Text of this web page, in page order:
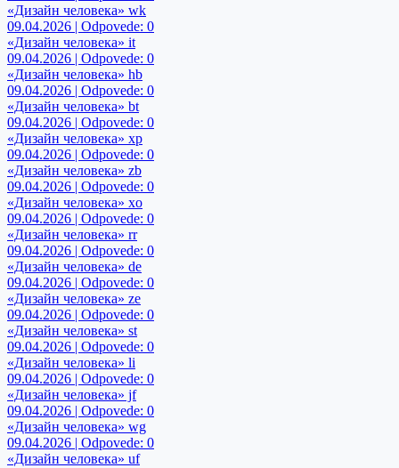
«Дизайн человека» wk
09.04.2026 | Odpovede: 0
«Дизайн человека» it
09.04.2026 | Odpovede: 0
«Дизайн человека» hb
09.04.2026 | Odpovede: 0
«Дизайн человека» bt
09.04.2026 | Odpovede: 0
«Дизайн человека» xp
09.04.2026 | Odpovede: 0
«Дизайн человека» zb
09.04.2026 | Odpovede: 0
«Дизайн человека» xo
09.04.2026 | Odpovede: 0
«Дизайн человека» rr
09.04.2026 | Odpovede: 0
«Дизайн человека» de
09.04.2026 | Odpovede: 0
«Дизайн человека» ze
09.04.2026 | Odpovede: 0
«Дизайн человека» st
09.04.2026 | Odpovede: 0
«Дизайн человека» li
09.04.2026 | Odpovede: 0
«Дизайн человека» jf
09.04.2026 | Odpovede: 0
«Дизайн человека» wg
09.04.2026 | Odpovede: 0
«Дизайн человека» uf